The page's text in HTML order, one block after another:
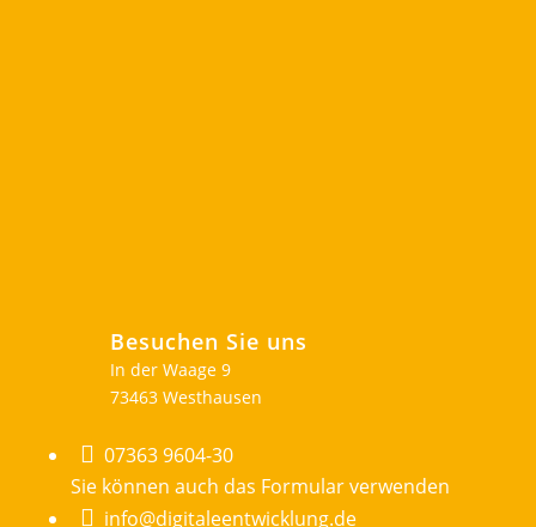
Besuchen Sie uns
In der Waage 9
73463 Westhausen
 07363 9604-30
Sie können auch das Formular verwenden
 info@digitaleentwicklung.de